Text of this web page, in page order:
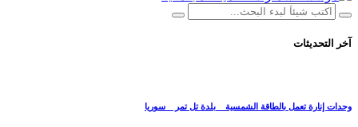
آخر التحديثات
وحدات إنارة تعمل بالطاقة الشمسية _ بلدة تل تمر _ سوريا